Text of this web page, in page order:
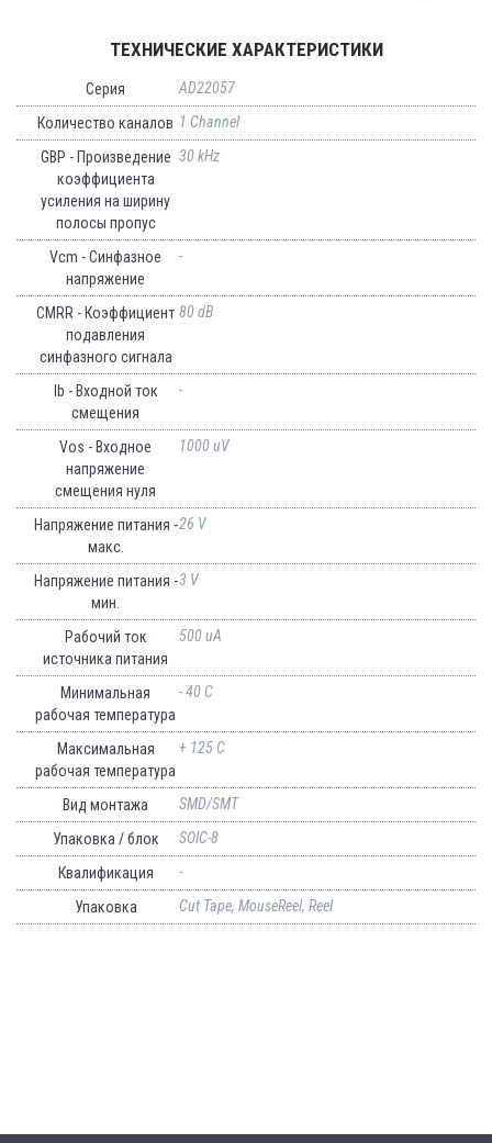
ТЕХНИЧЕСКИЕ ХАРАКТЕРИСТИКИ
Серия
AD22057
Количество каналов 1 Channel
GBP - Произведение
коэффициента
усиления на ширину
полосы пропус
30 kHz
Vcm - Синфазное
напряжение
-
CMRR - Коэффициент
подавления
синфазного сигнала
80 dB
Ib - Входной ток
смещения
-
Vos - Входное
напряжение
смещения нуля
1000 uV
Напряжение питания -
макс.
26 V
Напряжение питания -
мин.
3 V
Рабочий ток
источника питания
500 uA
Минимальная
рабочая температура
- 40 C
Максимальная
рабочая температура
+ 125 C
Вид монтажа
SMD/SMT
Упаковка / блок
SOIC-8
Квалификация
-
Упаковка
Cut Tape, MouseReel, Reel